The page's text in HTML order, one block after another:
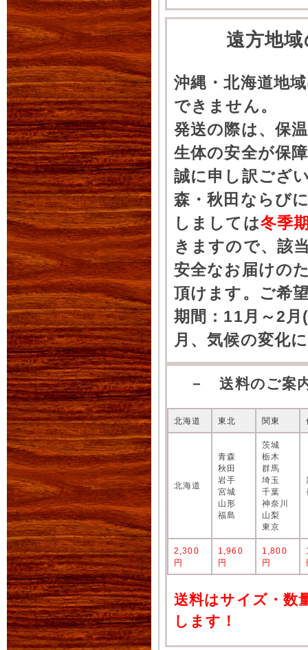
遠方地
沖縄・北海道地
できません。
発送の際は、保
生体の安全が保
誠に申し訳ござ
森・秋田ならび
しましては冬季
きますので、該
安全なお届けの
頂けます。ご希
期間：11月～2
月、気候の変化
－ 送料のご案
北海道 東北 関東
北海道
青森
秋田
岩手
宮城
山形
福島
茨城
栃木
群馬
埼玉
千葉
神奈川
山梨
東京
2,300
円
1,960
円
1,800
円
送料はサイズ・数
します！